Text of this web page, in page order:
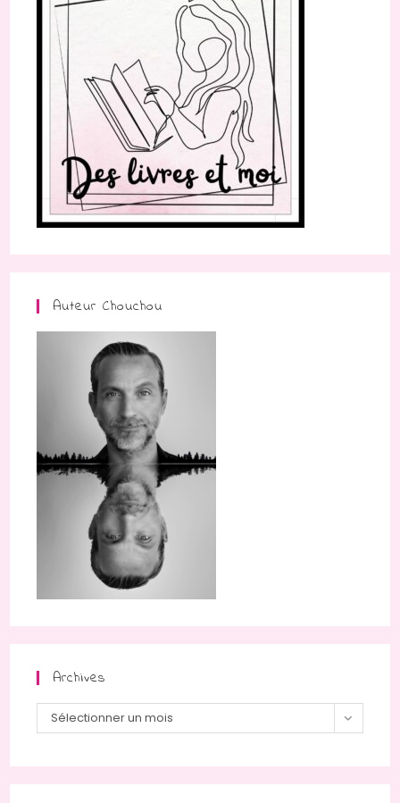
Auteur Chouchou
Archives
Archives
Sélectionner un mois